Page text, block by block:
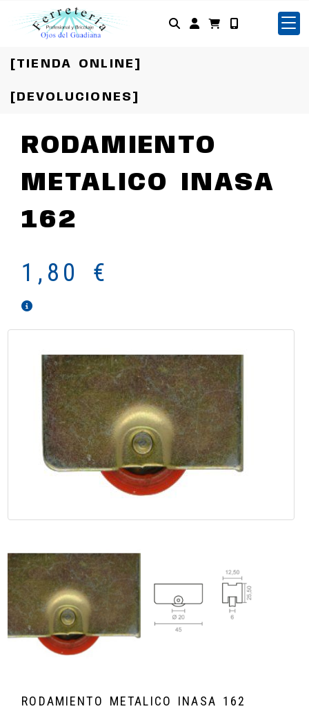
Identifícate
[TIENDA ONLINE]
[DEVOLUCIONES]
RODAMIENTO
METALICO INASA
162
1,80 €
RODAMIENTO METALICO INASA 162